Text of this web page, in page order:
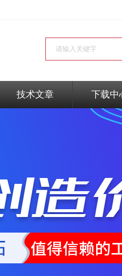
技术文章 下载中